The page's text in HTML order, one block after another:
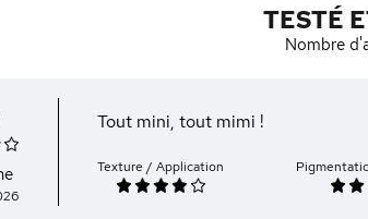
TESTÉ
Nombre
Tout mini, tout mimi !
Texture / Application